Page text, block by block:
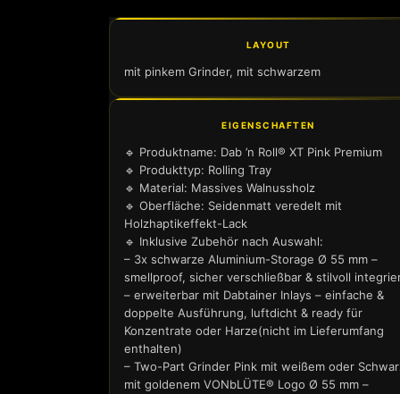
LAYOUT
mit pinkem Grinder, mit schwarzem
EIGENSCHAFTEN
🔹 Produktname: Dab ’n Roll® XT Pink Premium
🔹 Produkttyp: Rolling Tray
🔹 Material: Massives Walnussholz
🔹 Oberfläche: Seidenmatt veredelt mit
Holzhaptikeffekt-Lack
🔹 Inklusive Zubehör nach Auswahl:
– 3x schwarze Aluminium-Storage Ø 55 mm –
smellproof, sicher verschließbar & stilvoll
– erweiterbar mit Dabtainer Inlays – einfache &
doppelte Ausführung, luftdicht & ready für
Konzentrate oder Harze(nicht im Lieferumfang
enthalten)
– Two-Part Grinder Pink mit weißem oder
mit goldenem VONbLÜTE® Logo Ø 55 mm –